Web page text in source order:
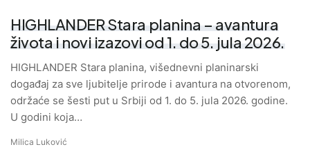
HIGHLANDER Stara planina – avantura
života i novi izazovi od 1. do 5. jula 2026.
HIGHLANDER Stara planina, višednevni planinarski
događaj za sve ljubitelje prirode i avantura na otvorenom,
održaće se šesti put u Srbiji od 1. do 5. jula 2026. godine.
U godini koja…
Milica Luković